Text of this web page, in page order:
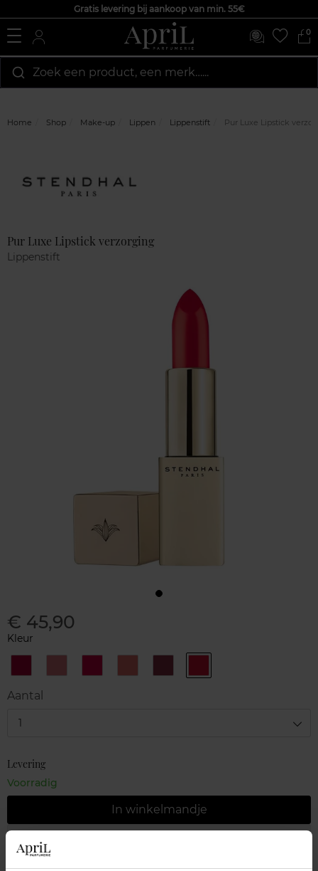
Gratis levering bij aankoop van min. 55€
0
Zoek een product, een merk…...
Home Shop Make-up Lippen Lippenstift Pur Luxe Lipstick
Pur Luxe Lipstick verzorging
Lippenstift
€ 45,90
Kleur
-
Louise
- - - - -
Aantal
1
Levering
Voorradig
In winkelmandje
Gratis levering bij aankoop van min. 55€